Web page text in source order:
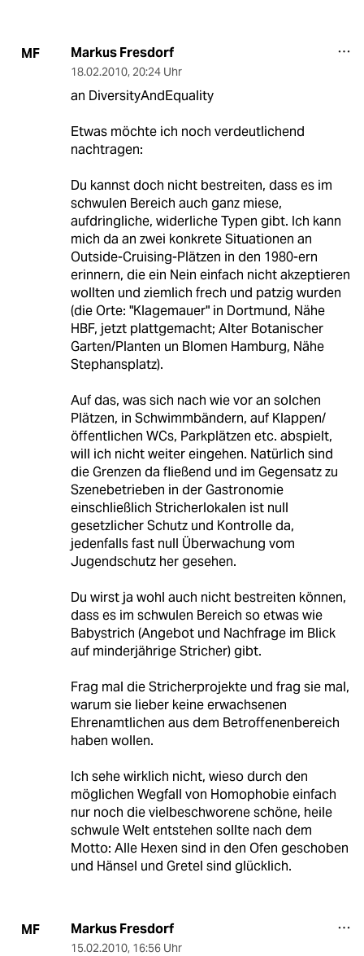
MF Markus Fresdorf
18.02.2010, 20:24 Uhr
an DiversityAndEquality
Etwas möchte ich noch verdeutlichend
nachtragen:
Du kannst doch nicht bestreiten, dass es im
schwulen Bereich auch ganz miese,
aufdringliche, widerliche Typen gibt. Ich kann
mich da an zwei konkrete Situationen an
Outside-Cruising-Plätzen in den 1980-ern
erinnern, die ein Nein einfach nicht akzeptieren
wollten und ziemlich frech und patzig wurden
(die Orte: "Klagemauer" in Dortmund, Nähe
HBF, jetzt plattgemacht; Alter Botanischer
Garten/Planten un Blomen Hamburg, Nähe
Stephansplatz).
Auf das, was sich nach wie vor an solchen
Plätzen, in Schwimmbändern, auf Klappen/
öffentlichen WCs, Parkplätzen etc. abspielt,
will ich nicht weiter eingehen. Natürlich sind
die Grenzen da fließend und im Gegensatz zu
Szenebetrieben in der Gastronomie
einschließlich Stricherlokalen ist null
gesetzlicher Schutz und Kontrolle da,
jedenfalls fast null Überwachung vom
Jugendschutz her gesehen.
Du wirst ja wohl auch nicht bestreiten können,
dass es im schwulen Bereich so etwas wie
Babystrich (Angebot und Nachfrage im Blick
auf minderjährige Stricher) gibt.
Frag mal die Stricherprojekte und frag sie mal,
warum sie lieber keine erwachsenen
Ehrenamtlichen aus dem Betroffenenbereich
haben wollen.
Ich sehe wirklich nicht, wieso durch den
möglichen Wegfall von Homophobie einfach
nur noch die vielbeschworene schöne, heile
schwule Welt entstehen sollte nach dem
Motto: Alle Hexen sind in den Ofen geschoben
und Hänsel und Gretel sind glücklich.
MF Markus Fresdorf
15.02.2010, 16:56 Uhr